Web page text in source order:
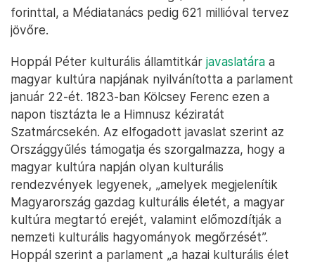
forinttal, a Médiatanács pedig 621 millióval tervez
jövőre.
Hoppál Péter kulturális államtitkár javaslatára a
magyar kultúra napjának nyilvánította a parlament
január 22-ét. 1823-ban Kölcsey Ferenc ezen a
napon tisztázta le a Himnusz kéziratát
Szatmárcsekén. Az elfogadott javaslat szerint az
Országgyűlés támogatja és szorgalmazza, hogy a
magyar kultúra napján olyan kulturális
rendezvények legyenek, „amelyek megjelenítik
Magyarország gazdag kulturális életét, a magyar
kultúra megtartó erejét, valamint előmozdítják a
nemzeti kulturális hagyományok megőrzését”.
Hoppál szerint a parlament „a hazai kulturális élet